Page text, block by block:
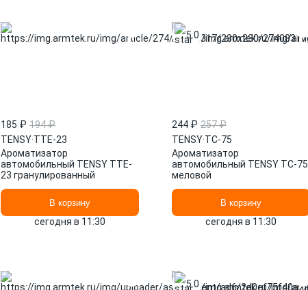
185 ₽ 194 ₽
TENSY·TTE-23
Ароматизатор
автомобильный TENSY TTE-
23 гранулированный
В корзину
сегодня в 11:30
5.0
244 ₽ 257 ₽
TENSY·TC-75
Ароматизатор
автомобильный TENSY TC-75
меловой
В корзину
сегодня в 11:30
5.0